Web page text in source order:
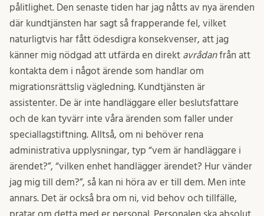
pålitlighet. Den senaste tiden har jag nåtts av nya ärenden
där kundtjänsten har sagt så frapperande fel, vilket
naturligtvis har fått ödesdigra konsekvenser, att jag
känner mig nödgad att utfärda en direkt avrådanfrån att
kontakta dem i något ärende som handlar om
migrationsrättslig vägledning. Kundtjänsten är
assistenter. De är inte handläggare eller beslutsfattare
och de kan tyvärr inte våra ärenden som faller under
speciallagstiftning. Alltså, om ni behöver rena
administrativa upplysningar, typ “vem är handläggare i
ärendet?”, “vilken enhet handlägger ärendet? Hur vänder
jag mig till dem?”, så kan ni höra av er till dem. Men inte
annars. Det är också bra om ni, vid behov och tillfälle,